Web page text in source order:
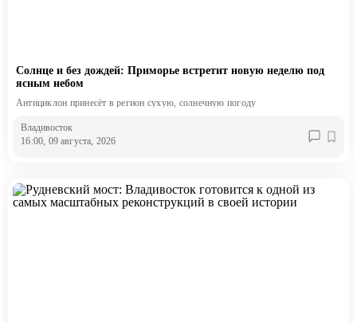
Солнце и без дождей: Приморье встретит новую неделю под
ясным небом
Антициклон принесёт в регион сухую, солнечную погоду
Владивосток
16:00, 09 августа, 2026